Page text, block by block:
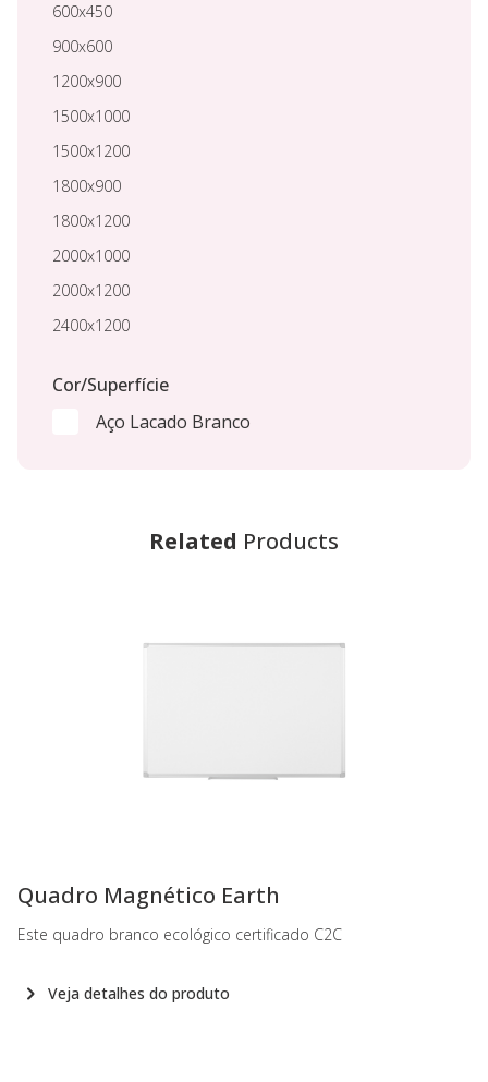
600x450
900x600
1200x900
1500x1000
1500x1200
1800x900
1800x1200
2000x1000
2000x1200
2400x1200
Cor/Superfície
Aço Lacado Branco
Related Products
Quadro Magnético Earth
Este quadro branco ecológico certificado C2C
Veja detalhes do produto